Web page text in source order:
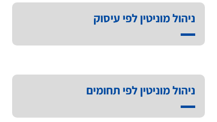
ניהול מוניטין לפי עיסוק
ניהול מוניטין לפי תחומים